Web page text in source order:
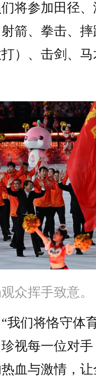
将参加田径
箭、拳击、
）、击剑、
众挥手致意。
们将恪守体
视每一位对
血与激情，